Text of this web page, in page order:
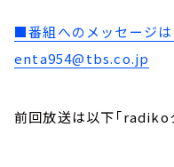
■番組へのメッセージ
enta954@tbs.co.jp
前回放送は以下「radiko